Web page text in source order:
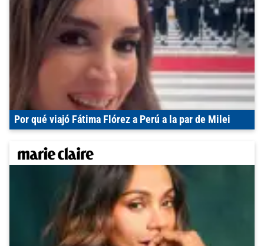
Por qué viajó Fátima Flórez a Perú a la par de Milei